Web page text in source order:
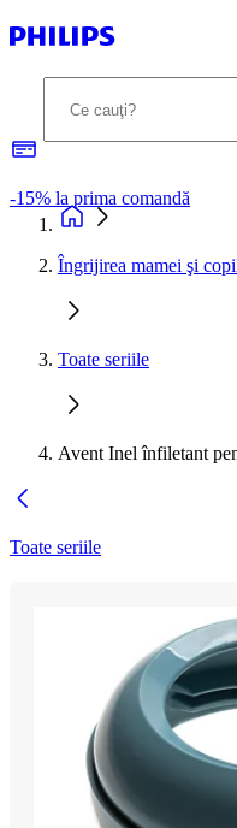
-15% la prima comandă
Îngrijirea mamei şi
Toate seriile
Avent Inel înfiletant
Toate seriile